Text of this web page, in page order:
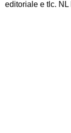
editoriale e tlc.